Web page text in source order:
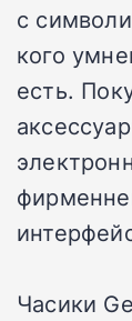
с
кого
есть.
Часики